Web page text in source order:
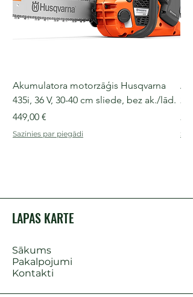
Akumulatora motorzāģis Husqvarna
435i, 36 V, 30-40 cm sliede, bez ak./lād.
Cena
449,00 €
Sazinies par piegādi
LAPAS KARTE
Sākums
Pakalpojumi
Kontakti